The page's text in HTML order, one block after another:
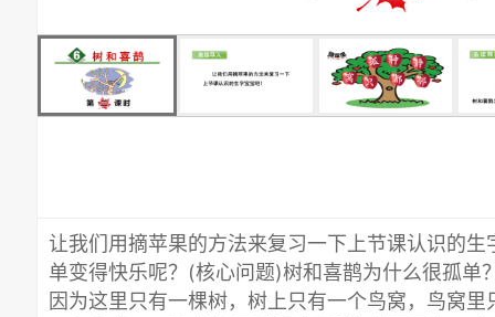
让我们用摘苹果的方法来复习一下上节课认识的
单变得快乐呢？(核心问题)树和喜鹊为什么很孤单
因为这里只有一棵树，树上只有一个鸟窝，鸟窝